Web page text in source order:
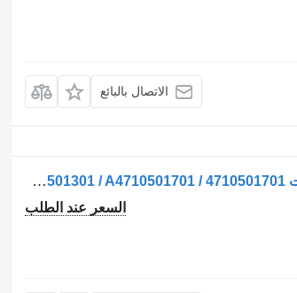
الاتصال بالبائع
عمود الكامات Ax cu Came (Arbore cu Came) لـ الشاحنات Mercedes-Benz A4710501001 / 4710501001 / A4710501301 / 4710501301 / A4710501701 / 4710501701
السعر عند الطلب